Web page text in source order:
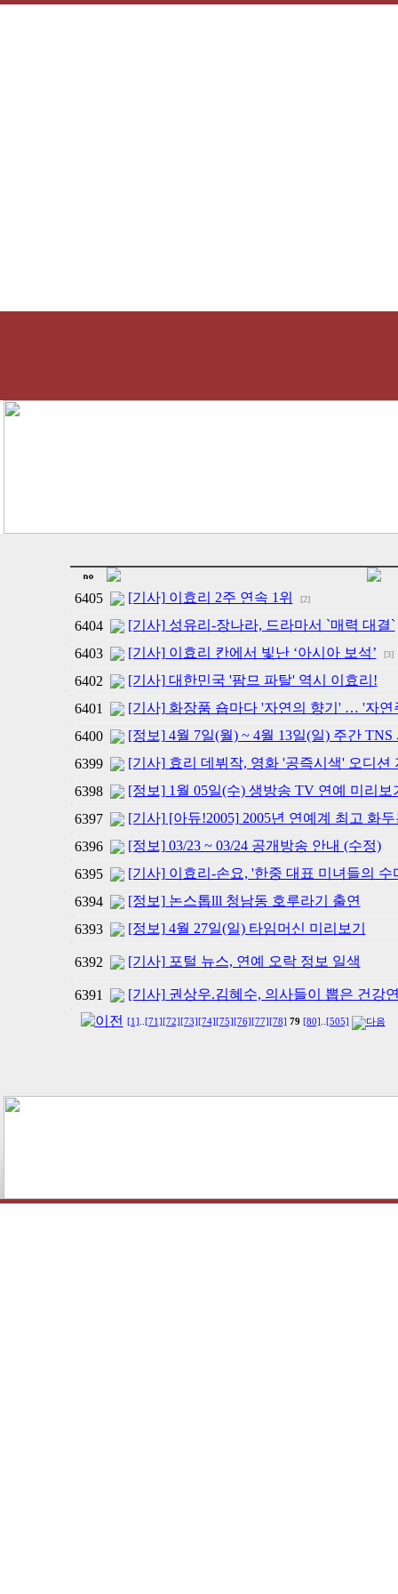
6405 [기사] 이효리 2주 연속 1위 [2]
6404
[기사] 성유리-장나라, 드라마서 `매력 대결`
6403
[기사] 이효리 칸에서 빛난 ‘아시아 보석’ [3]
6402
[기사] 대한민국 '팜므 파탈' 역시 이효리!
6401
[기사] 화장품 숍마다 '자연의 향기' … '자연
6400
[정보] 4월 7일(월) ~ 4월 13일(일) 주간 TNS
6399
[기사] 효리 데뷔작, 영화 '공즉시색' 오디션
6398
[정보] 1월 05일(수) 생방송 TV 연예 미리보
6397
[기사] [아듀!2005] 2005년 연예계 최고 화
6396
[정보] 03/23 ~ 03/24 공개방송 안내 (수정)
6395
[기사] 이효리-손요, '한중 대표 미녀들의 수
6394
[정보] 논스톱lll 청남동 호루라기 출연
6393
[정보] 4월 27일(일) 타임머신 미리보기
6392 [기사] 포털 뉴스, 연예 오락 정보 일색
6391 [기사] 권상우.김혜수, 의사들이 뽑은 건강
[1] [71] [72] [73] [74] [75] [76] [77] [78] 79 [80] [505]